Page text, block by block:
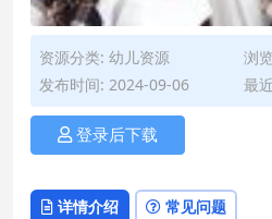
资源分类: 幼儿资源
浏
发布时间: 2024-09-06
最
登录后下载
详情介绍 常见问题